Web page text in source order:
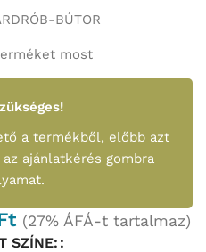
BÚTOR
most
a termékből, előbb azt
ajánlatkérés gombra
(27% ÁFÁ-t tartalmaz)
SZÍNE: